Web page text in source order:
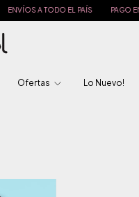
ENVÍOS A TODO EL PAÍS PAGO EN
Ofertas Lo Nuevo!